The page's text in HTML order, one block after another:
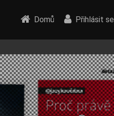
Domů Přihlásit se